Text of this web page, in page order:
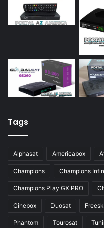
Tags
Alphasat Americabox
Champions Champions
Champions Play GX PRO
Cinebox Duosat
Phantom Tourosat